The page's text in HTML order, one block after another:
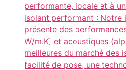
performante, locale et à
isolant performant : Notre
présente des
W/m.K) et acoustiques
meilleures du marché des
facilité de pose, une